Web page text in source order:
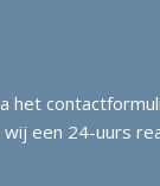
het
een 24-uurs